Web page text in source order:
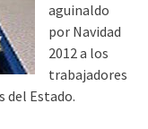
aguinaldo
por Navidad
2012 a los
trabajadores
del Estado.